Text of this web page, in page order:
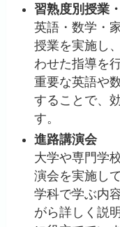
習熟度別授業
英語・数学・
授業を実施し
わせた指導を
重要な英語や
することで、
す。
進路講演会
大学や専門学
演会を実施し
学科で学ぶ内
がら詳しく説